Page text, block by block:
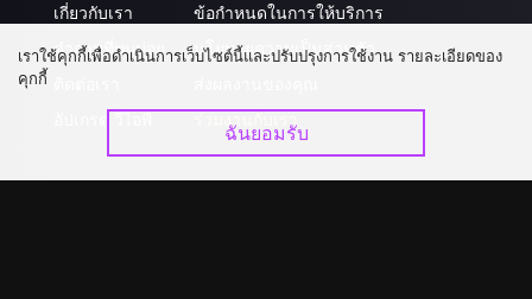
เกี่ยวกับเรา
คำถามที่พบบ่อย
ข้อกำหนดในการให้บริการ
นโยบายความเป็นส่วนตัว
เราใช้คุกกี้เพื่อดำเนินการเว็บไซต์นี้และปรับปรุงการใช้งาน รายละเอียดของ
คุกกี้
ฉันยอมรับ